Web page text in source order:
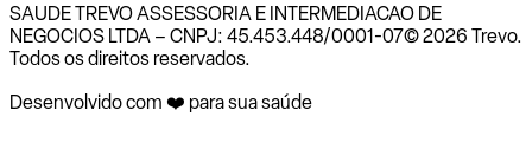
SAUDE TREVO ASSESSORIA E INTERMEDIACAO DE
NEGOCIOS LTDA – CNPJ: 45.453.448/0001-07© 2026 Trevo.
Todos os direitos reservados.
Desenvolvido com ❤️ para sua saúde